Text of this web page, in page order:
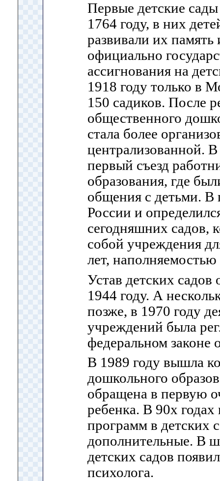
Первые детские
1764 году, в них
развивали их
официально
ассигнования на
1918 году только в
150 садиков. После
общественного
стала более
централизованной.
первый съезд
образования, где
общения с детьми.
России и
сегодняшних садов,
собой учреждения
лет,
Устав детских
1944 году. А
позже, в 1970 году
учреждений была
федеральном законе
В 1989 году вышла
дошкольного
обращена в первую
ребенка. В 90х
программ в детских
дополнительные. В
детских садов
психолога.